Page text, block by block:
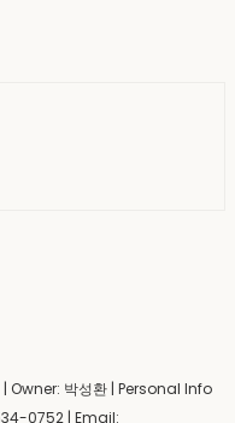
Owner: 박성환 | Personal Info
0752 | Email: